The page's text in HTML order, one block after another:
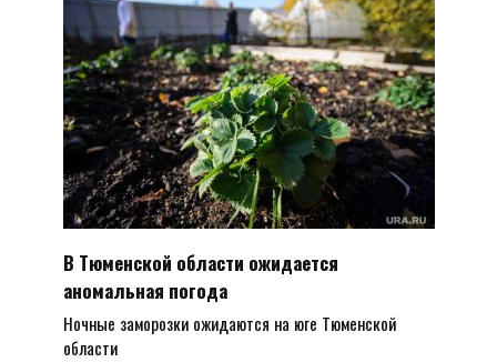
В Тюменской области ожидается
аномальная погода
Ночные заморозки ожидаются на юге Тюменской
области